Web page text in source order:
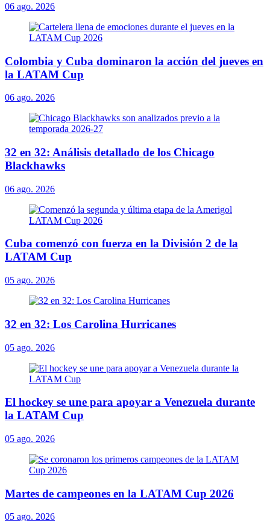
06 ago. 2026
Colombia y Cuba dominaron la acción del jueves en
la LATAM Cup
06 ago. 2026
32 en 32: Análisis detallado de los Chicago
Blackhawks
06 ago. 2026
Cuba comenzó con fuerza en la División 2 de la
LATAM Cup
05 ago. 2026
32 en 32: Los Carolina Hurricanes
05 ago. 2026
El hockey se une para apoyar a Venezuela durante
la LATAM Cup
05 ago. 2026
Martes de campeones en la LATAM Cup 2026
05 ago. 2026